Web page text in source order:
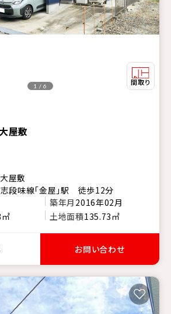
屋敷
1 / 6
屋敷
志段味線「金屋」駅 徒歩12分
築年月 2016年02月
土地面積135.73㎡
お問い合わせ